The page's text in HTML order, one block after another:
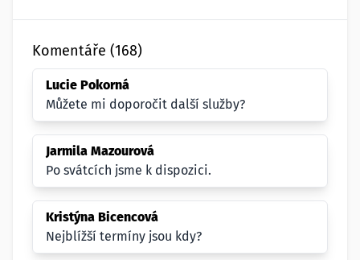
Komentáře (168)
Lucie Pokorná
Můžete mi doporočit další služby?
Jarmila Mazourová
Po svátcích jsme k dispozici.
Kristýna Bicencová
Nejblížší termíny jsou kdy?